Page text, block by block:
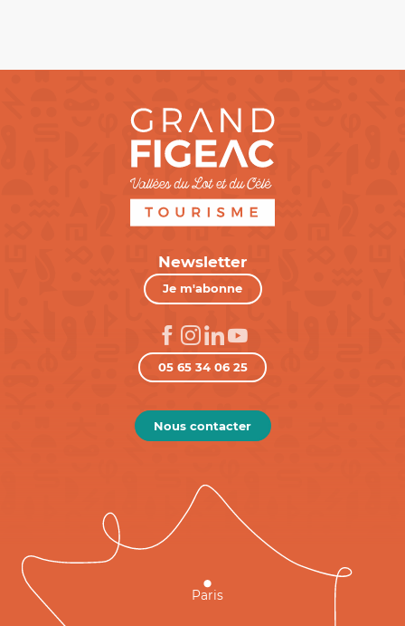
Newsletter
Je m'abonne
05 65 34 06 25
Nous contacter
Paris